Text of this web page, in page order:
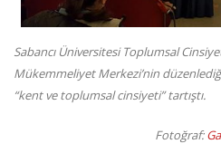
Sabancı Üniversitesi Toplumsal
Mükemmeliyet Merkezi’nin
“kent ve toplumsal cinsiyeti” tartıştı.
Fotoğraf: